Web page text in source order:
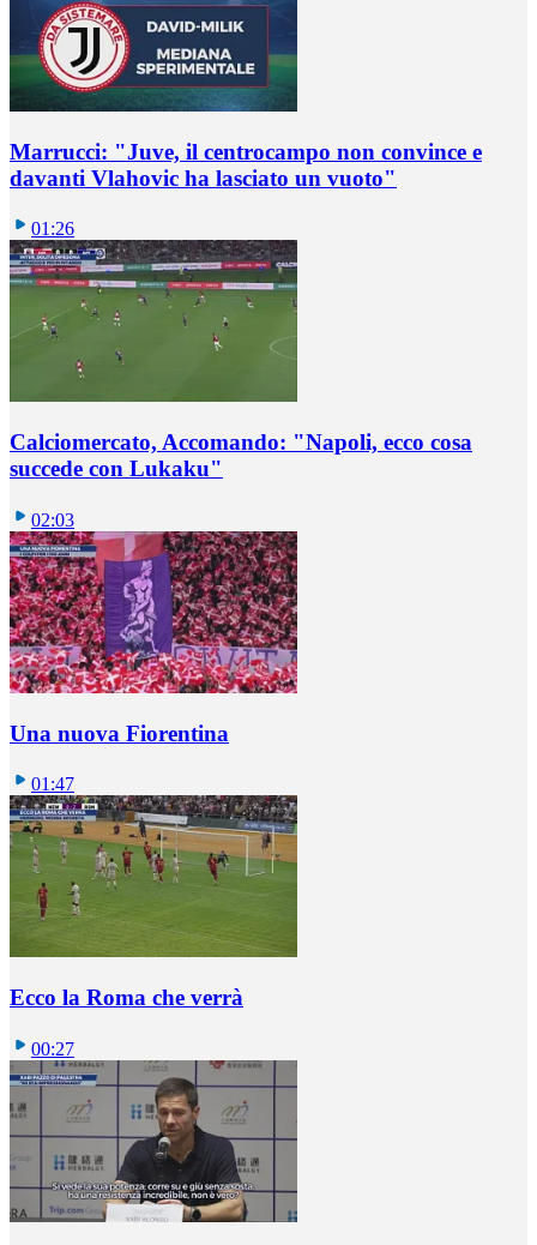
Marrucci: "Juve, il centrocampo non convince e
davanti Vlahovic ha lasciato un vuoto"
01:26
Calciomercato, Accomando: "Napoli, ecco cosa
succede con Lukaku"
02:03
Una nuova Fiorentina
01:47
Ecco la Roma che verrà
00:27